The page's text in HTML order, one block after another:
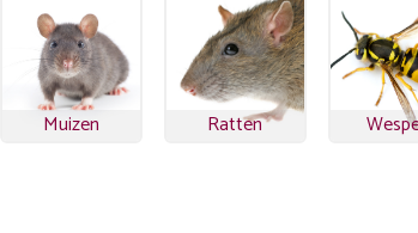
Muizen Ratten